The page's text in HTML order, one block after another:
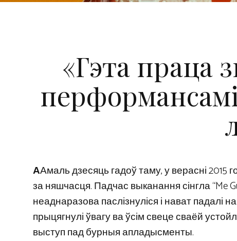
«Гэта праца
ААмаль дзесяць гадоў таму, у верасні 2015
за няшчасця. Падчас выканання сінгла “Me
неаднаразова паслізнуліся і нават падалі
прыцягнулі ўвагу ва ўсім свеце сваёй
выступ пад бурныя апладысменты.